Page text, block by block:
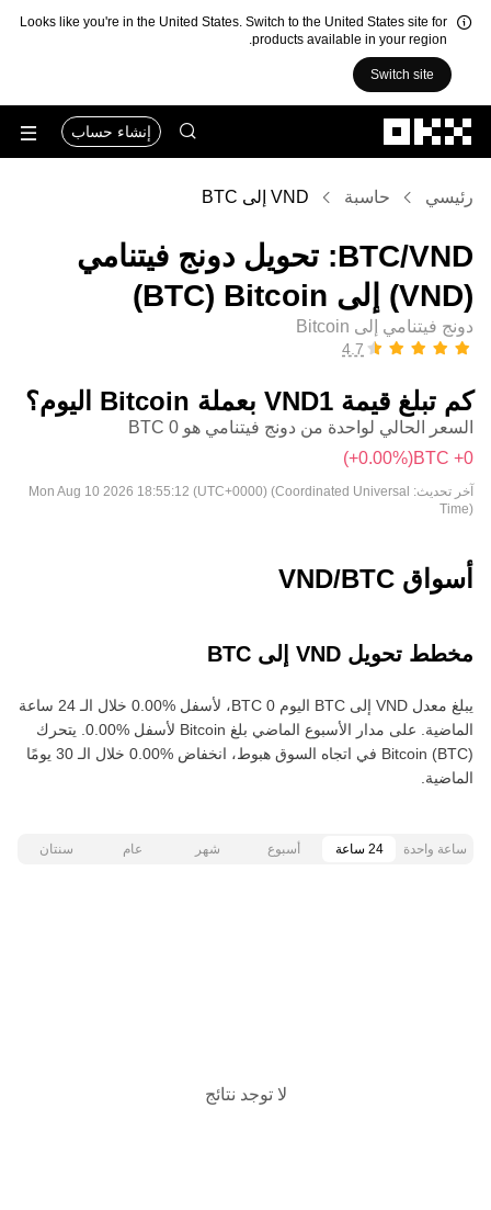
Looks like you're in the United States. Switch to the United States site for
products available in your region.
Switch site
إنشاء حساب
رئيسي حاسبة VND إلى BTC
‏VND/‏BTC: تحويل ‏دونج فيتنامي
(‏VND) إلى ‏Bitcoin (‏BTC)
دونج فيتنامي إلى Bitcoin
كم تبلغ قيمة 1‏VND بعملة ‏Bitcoin اليوم؟
السعر الحالي لواحدة من ‏دونج فيتنامي هو ‏0 ‏BTC
(‏‎+0.00‎%‎‏)
آخر تحديث: Mon Aug 10 2026 18:55:12 (UTC+0000) (Coordinated Universal
Time)
أسواق VND/BTC
مخطط تحويل VND إلى BTC
يبلغ معدل VND إلى BTC اليوم 0 BTC، لأسفل ‏‎0.00‎%‎‏ خلال الـ 24 ساعة
الماضية. على مدار الأسبوع الماضي بلغ Bitcoin لأسفل ‏‎0.00‎%‎‏. يتحرك
Bitcoin (BTC) في اتجاه السوق هبوط، انخفاض ‏‎0.00‎%‎‏ خلال الـ 30 يومًا
الماضية.
ساعة واحدة 24 ساعة أسبوع شهر عام سنتان
لا توجد نتائج